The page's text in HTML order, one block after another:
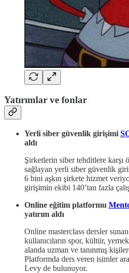
Yatırımlar ve fonlar
Yerli siber güvenlik girişimi
aldı
Şirketlerin siber tehditlere karşı
sağlayan yerli siber güvenlik
6 bini aşkın şirkete hizmet
girişimin ekibi 140’tan fazla
Online eğitim platformu
yatırım aldı
Online masterclass dersler
kullanıcıların spor, kültür,
alanda uzman ve tanınmış
Platformda ders veren isimler
Levy de bulunuyor.